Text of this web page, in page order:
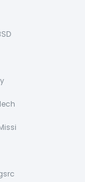
lech